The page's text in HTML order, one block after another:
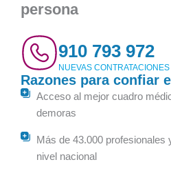
persona
Razones para confiar
Acceso al mejor cuadro
demoras
Más de 43.000
nivel nacional
910 793 972
NUEVAS